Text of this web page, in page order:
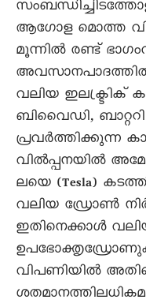
ആഗോള മൊത്ത
മൂന്നിൽ രണ്ട്
വലിയ ഇലക്ട്രിക്
ബിവെെഡി,
പ്രവർത്തിക്കുന്ന
വിൽപ്പനയിൽ
ലയെ (Tesla)
വലിയ ഡ്രോൺ
ഇതിനെക്കാൾ
വിപണിയിൽ